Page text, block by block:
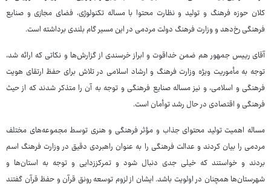
کلان حوزه فرهنگ و تولید و نظارت محتوا با مساله تکنولوژی، فضای مجازی و صنایع
فرهنگی رخ‌دهد و وزارت فرهنگ دولت مردمی در این مسیر گام بلندی برداشته است.
آقای رییس جمهور هم ضمن خداقوت و ابراز خرسندی از گزارش‌ها و نکاتی که ارائه شد،
توجه به مأموریت ویژه وزارت فرهنگ و ارشاد اسلامی در تلاش برای حفظ ارتقای هویت
فرهنگی و اسلامی، و نیز مساله صنایع فرهنگی و توجه به آن را متذکر شدند که از حیث
فرهنگی و اقتصادی در حال رشد توأمان است.
مساله اهمیت تولید محتوای جذاب و مؤثر فرهنگی و هنری توسط مجموعه‌های مختلف
مردمی را بیان کردند و عدالت فرهنگی را به عنوان راهبردی دقیق در وزارت فرهنگ اسم
بردند و خواستند که خیلی جدی دنبال شود و تمرکززدایی و توجه به استان‌ها و
شهرستان‌ها همچنان در اولویت باشد. ایشان از لزوم توسعه رونق قرآن و حفظ قرآن گفتند